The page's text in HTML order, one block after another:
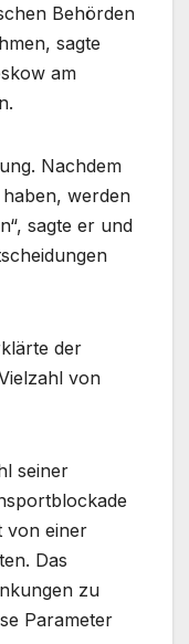
Behörden
sagte
am
Nachdem
werden
sagte er und
der
von
seiner
von einer
Das
zu
Parameter